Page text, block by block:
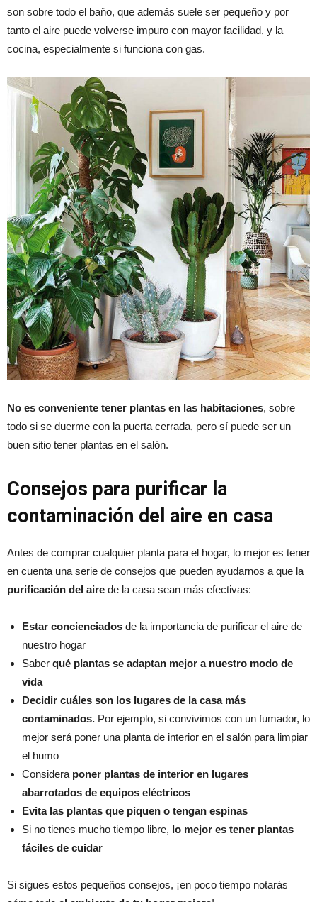
son sobre todo el baño, que además suele ser pequeño y por
tanto el aire puede volverse impuro con mayor facilidad, y la
cocina, especialmente si funciona con gas.
No es conveniente tener plantas en las habitaciones, sobre
todo si se duerme con la puerta cerrada, pero sí puede ser un
buen sitio tener plantas en el salón.
Consejos para purificar la
contaminación del aire en casa
Antes de comprar cualquier planta para el hogar, lo mejor es tener
en cuenta una serie de consejos que pueden ayudarnos a que la
purificación del aire de la casa sean más efectivas:
Estar concienciados de la importancia de purificar el aire de
nuestro hogar
Saber qué plantas se adaptan mejor a nuestro modo de
vida
Decidir cuáles son los lugares de la casa más
contaminados. Por ejemplo, si convivimos con un fumador, lo
mejor será poner una planta de interior en el salón para limpiar
el humo
Considera poner plantas de interior en lugares
abarrotados de equipos eléctricos
Evita las plantas que piquen o tengan espinas
Si no tienes mucho tiempo libre, lo mejor es tener plantas
fáciles de cuidar
Si sigues estos pequeños consejos, ¡en poco tiempo notarás